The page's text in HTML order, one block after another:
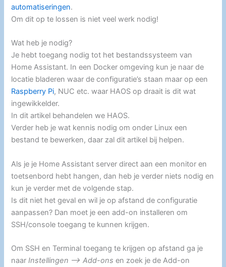
automatiseringen.
Om dit op te lossen is niet veel werk nodig!
Wat heb je nodig?
Je hebt toegang nodig tot het bestandssysteem van
Home Assistant. In een Docker omgeving kun je naar de
locatie bladeren waar de configuratie’s staan maar op een
Raspberry Pi, NUC etc. waar HAOS op draait is dit wat
ingewikkelder.
In dit artikel behandelen we HAOS.
Verder heb je wat kennis nodig om onder Linux een
bestand te bewerken, daar zal dit artikel bij helpen.
Als je je Home Assistant server direct aan een monitor en
toetsenbord hebt hangen, dan heb je verder niets nodig en
kun je verder met de volgende stap.
Is dit niet het geval en wil je op afstand de configuratie
aanpassen? Dan moet je een add-on installeren om
SSH/console toegang te kunnen krijgen.
Om SSH en Terminal toegang te krijgen op afstand ga je
naarInstellingen –> Add-ons en zoek je de Add-on